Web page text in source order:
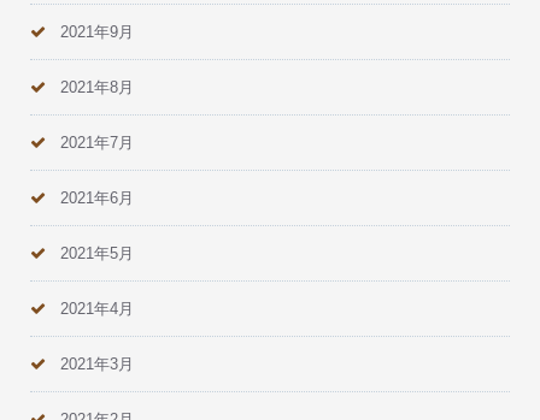
2021年9月
2021年8月
2021年7月
2021年6月
2021年5月
2021年4月
2021年3月